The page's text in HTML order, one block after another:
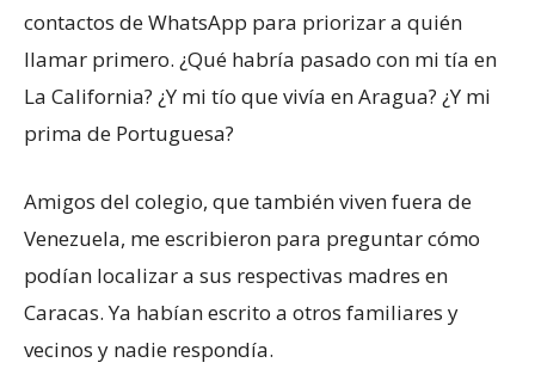
contactos de WhatsApp para priorizar a quién
llamar primero. ¿Qué habría pasado con mi tía en
La California? ¿Y mi tío que vivía en Aragua? ¿Y mi
prima de Portuguesa?
Amigos del colegio, que también viven fuera de
Venezuela, me escribieron para preguntar cómo
podían localizar a sus respectivas madres en
Caracas. Ya habían escrito a otros familiares y
vecinos y nadie respondía.